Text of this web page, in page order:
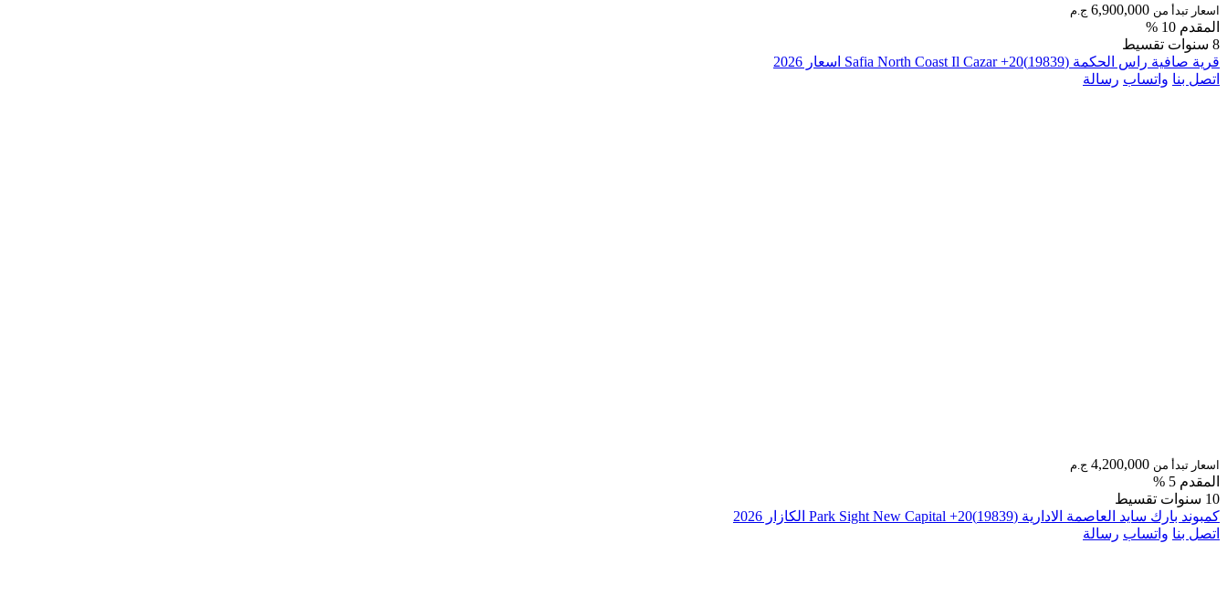
اسعار تبدأ من 6,900,000 ج.م
المقدم 10 %
8 سنوات تقسيط
قرية صافية راس الحكمة (19839)20+ Safia North Coast Il Cazar اسعار 2026
اتصل بنا واتساب رسالة
اسعار تبدأ من 4,200,000 ج.م
المقدم 5 %
10 سنوات تقسيط
كمبوند بارك سايد العاصمة الادارية (19839)20+ Park Sight New Capital الكازار 2026
اتصل بنا واتساب رسالة